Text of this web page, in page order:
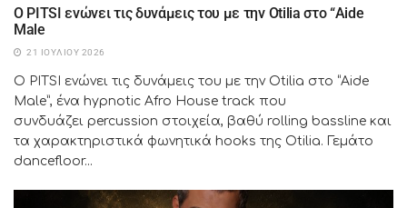
Ο PITSI ενώνει τις δυνάμεις του με την Otilia στο “Aide
Male
21 ΙΟΥΛΊΟΥ 2026
Ο PITSI ενώνει τις δυνάμεις του με την Otilia στο “Aide
Male”, ένα hypnotic Afro House track που
συνδυάζει percussion στοιχεία, βαθύ rolling bassline και
τα χαρακτηριστικά φωνητικά hooks της Otilia. Γεμάτο
dancefloor...